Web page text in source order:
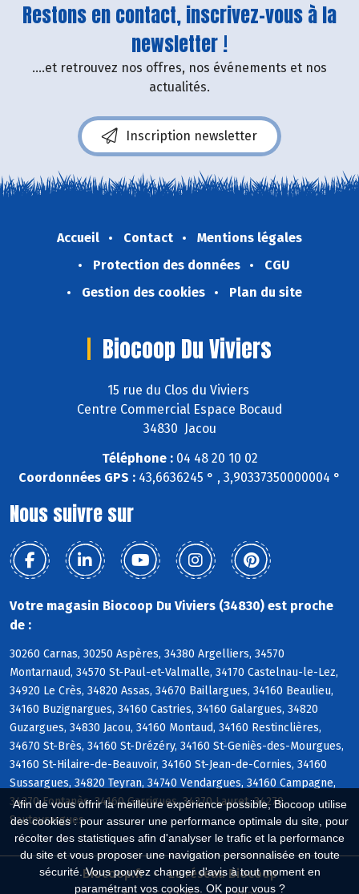
Afin de vous offrir la meilleure expérience possible, Biocoop utilise
des cookies : pour assurer une performance optimale du site, pour
récolter des statistiques afin d'analyser le trafic et la performance
du site et vous proposer une navigation personnalisée en toute
sécurité. Vous pouvez changer d'avis à tout moment en
paramétrant vos cookies. OK pour vous ?
Restons en contact, inscrivez-vous à la
newsletter !
....et retrouvez nos offres, nos événements et nos
actualités.
Inscription newsletter
Accueil Contact
Mentions légales
Protection des données
CGU
Gestion des cookies
Plan du site
Biocoop Du Viviers
15 rue du Clos du Viviers
Centre Commercial Espace Bocaud
34830 Jacou
Téléphone :04 48 20 10 02
Coordonnées GPS : 43,6636245 ° , 3,90337350000004 °
Nous suivre sur
Votre magasin Biocoop Du Viviers (34830) est proche
de :
30260 Carnas, 30250 Aspères, 34380 Argelliers, 34570
Montarnaud, 34570 St-Paul-et-Valmalle, 34170 Castelnau-le-Lez,
34920 Le Crès, 34820 Assas, 34670 Baillargues, 34160 Beaulieu,
34160 Buzignargues, 34160 Castries, 34160 Galargues, 34820
Guzargues, 34830 Jacou, 34160 Montaud, 34160 Restinclières,
34670 St-Brès, 34160 St-Drézéry, 34160 St-Geniès-des-Mourgues,
34160 St-Hilaire-de-Beauvoir, 34160 St-Jean-de-Cornies, 34160
Sussargues, 34820 Teyran, 34740 Vendargues, 34160 Campagne,
34270 Fontanès, 34160 Garrigues, 34270 Lauret, 34270
Sauteyrargues
Biocoop.fr
Le réseau Biocoop